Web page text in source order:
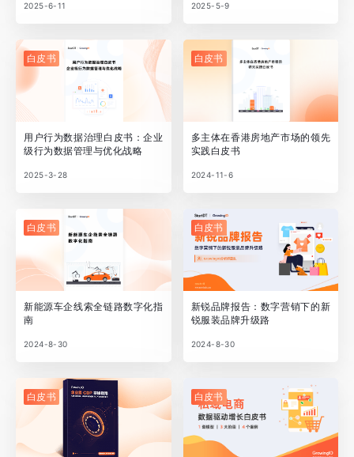
2025-6-11 2025-5-9
白皮书
用户行为数据治理白皮书：企业
级行为数据管理与优化战略
2025-3-28
白皮书
多主体在香港房地产市场的领先
实践白皮书
2024-11-6
白皮书
新能源车企线索全链路数字化指
南
2024-8-30
白皮书
新锐品牌报告：数字营销下的新
锐服装品牌升级路
2024-8-30
白皮书 白皮书